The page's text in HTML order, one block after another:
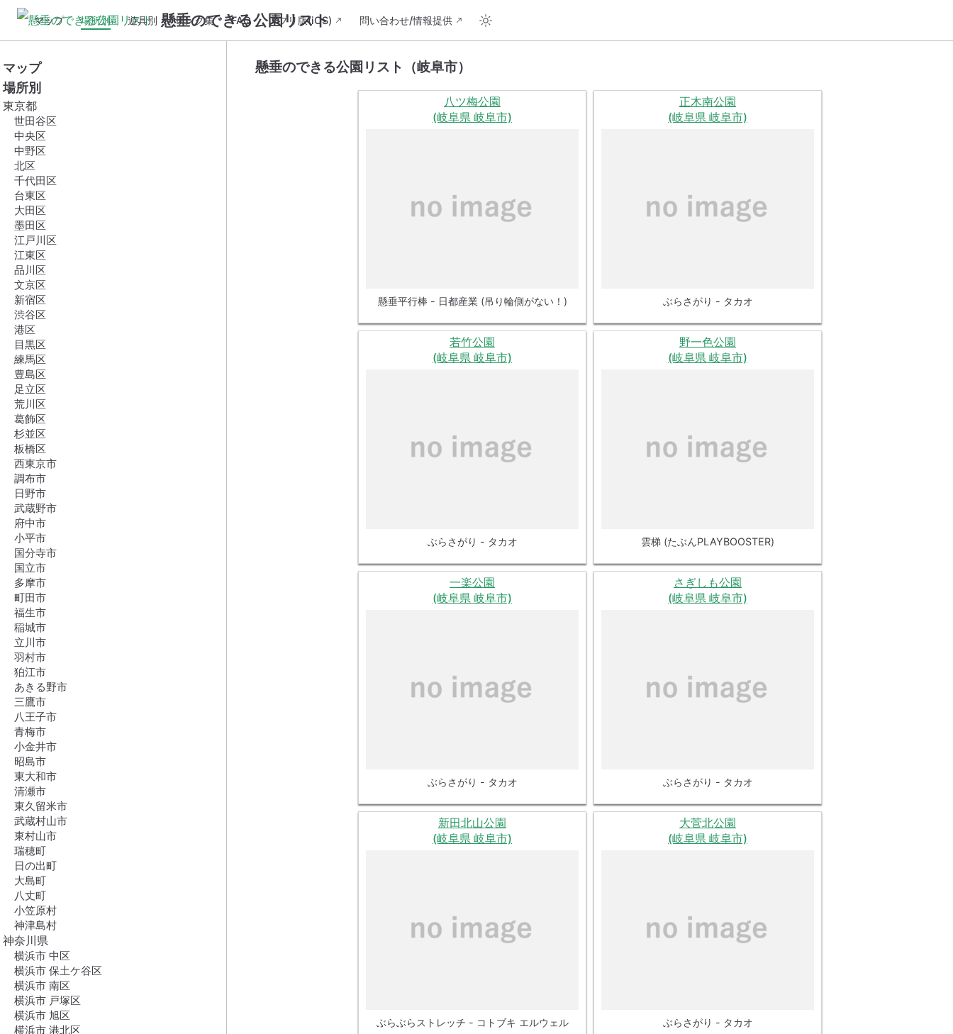
懸垂のできる公園リスト
マップ 場所別 遊具別 リンク集 FAQ アプリ版(iOS) 問い合わせ/情報提供
マップ
場所別
東京都
世田谷区
中央区
中野区
北区
千代田区
台東区
大田区
墨田区
江戸川区
江東区
品川区
文京区
新宿区
渋谷区
港区
目黒区
練馬区
豊島区
足立区
荒川区
葛飾区
杉並区
板橋区
西東京市
調布市
日野市
武蔵野市
府中市
小平市
国分寺市
国立市
多摩市
町田市
福生市
稲城市
立川市
羽村市
狛江市
あきる野市
三鷹市
八王子市
青梅市
小金井市
昭島市
東大和市
清瀬市
東久留米市
武蔵村山市
東村山市
瑞穂町
日の出町
大島町
八丈町
小笠原村
神津島村
神奈川県
横浜市 中区
横浜市 保土ケ谷区
横浜市 南区
横浜市 戸塚区
横浜市 旭区
横浜市 港北区
懸垂のできる公園リスト（岐阜市）
八ツ梅公園
(岐阜県 岐阜市)
懸垂平行棒 - 日都産業 (吊り輪側がない！)
正木南公園
(岐阜県 岐阜市)
ぶらさがり - タカオ
若竹公園
(岐阜県 岐阜市)
ぶらさがり - タカオ
野一色公園
(岐阜県 岐阜市)
雲梯 (たぶんPLAYBOOSTER)
一楽公園
(岐阜県 岐阜市)
ぶらさがり - タカオ
さぎしも公園
(岐阜県 岐阜市)
ぶらさがり - タカオ
新田北山公園
(岐阜県 岐阜市)
ぶらぶらストレッチ - コトブキ エルウェル
大菅北公園
(岐阜県 岐阜市)
ぶらさがり - タカオ